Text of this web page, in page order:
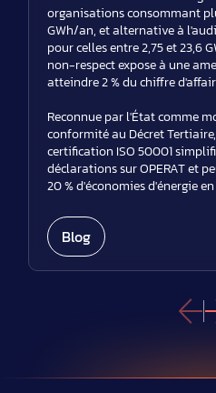
organisations consommant
GWh/an, et alternative à
pour celles entre 2,75 et 23,6
non-respect expose à une
atteindre 2 % du chiffre
Reconnue par l'État comme
conformité au Décret
certification ISO 50001
déclarations sur OPERAT et
20 % d'économies d'énergie
Blog